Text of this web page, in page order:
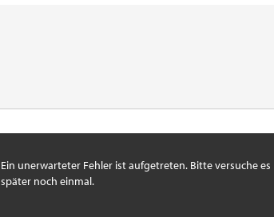
Ein unerwarteter Fehler ist aufgetreten. Bitte versuche es
später noch einmal.